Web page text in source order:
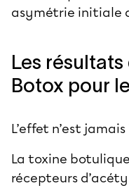
asymétrie initiale
Les
Botox pour
L’effet n’est
La toxine
récepteurs